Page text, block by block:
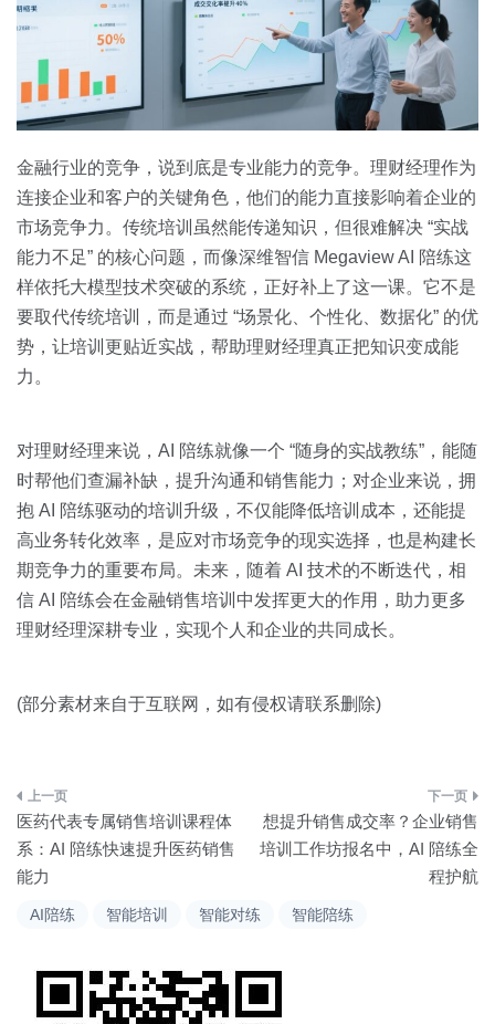
AI陪练 智能培训 智能对练 智能陪练
金融行业的竞争，说到底是专业能力的竞争。理财经理作为
连接企业和客户的关键角色，他们的能力直接影响着企业的
市场竞争力。传统培训虽然能传递知识，但很难解决 “实战
能力不足” 的核心问题，而像深维智信 Megaview AI 陪练这
样依托大模型技术突破的系统，正好补上了这一课。它不是
要取代传统培训，而是通过 “场景化、个性化、数据化” 的优
势，让培训更贴近实战，帮助理财经理真正把知识变成能
力。
对理财经理来说，AI 陪练就像一个 “随身的实战教练”，能随
时帮他们查漏补缺，提升沟通和销售能力；对企业来说，拥
抱 AI 陪练驱动的培训升级，不仅能降低培训成本，还能提
高业务转化效率，是应对市场竞争的现实选择，也是构建长
期竞争力的重要布局。未来，随着 AI 技术的不断迭代，相
信 AI 陪练会在金融销售培训中发挥更大的作用，助力更多
理财经理深耕专业，实现个人和企业的共同成长。
(部分素材来自于互联网，如有侵权请联系删除)
文
章
导
医药代表专属销售培训课程体
系：AI 陪练快速提升医药销售
能力
想提升销售成交率？企业销售
培训工作坊报名中，AI 陪练全
程护航